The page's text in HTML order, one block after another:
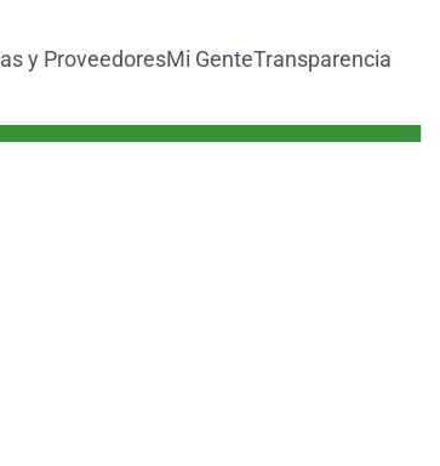
y ProveedoresMi GenteTransparencia